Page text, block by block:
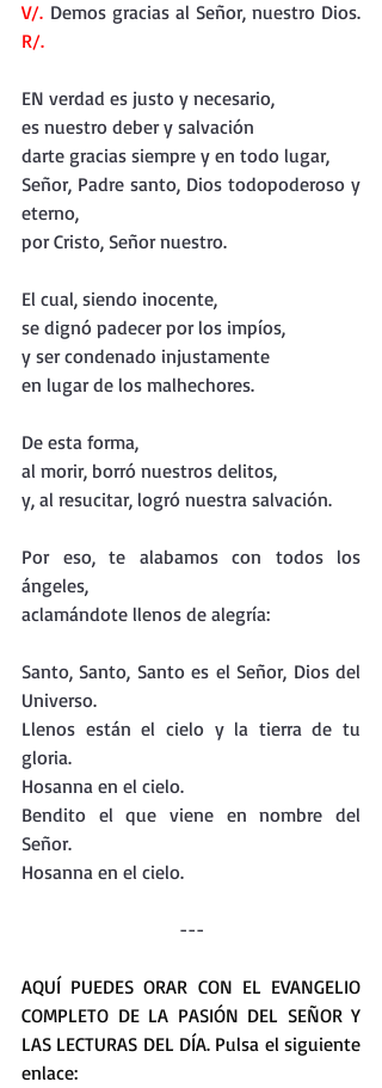
V/.
R/.
EN verdad es justo y necesario,
es nuestro deber y salvación
darte gracias siempre y en todo lugar,
Señor, Padre santo, Dios todopoderoso y
eterno,
por Cristo, Señor nuestro.
El cual, siendo inocente,
se dignó padecer por los impíos,
y ser condenado injustamente
en lugar de los malhechores.
De esta forma,
al morir, borró nuestros delitos,
y, al resucitar, logró nuestra salvación.
Por eso, te alabamos con todos los
ángeles,
aclamándote llenos de alegría:
Santo, Santo, Santo es el Señor, Dios del
Universo.
Llenos están el cielo y la tierra de tu
gloria.
Hosanna en el cielo.
Bendito el que viene en nombre del
Señor.
Hosanna en el cielo.
---
AQUÍ PUEDES ORAR CON EL EVANGELIO
COMPLETO DE LA PASIÓN DEL SEÑOR Y
LAS LECTURAS DEL DÍA. Pulsa el siguiente
enlace: